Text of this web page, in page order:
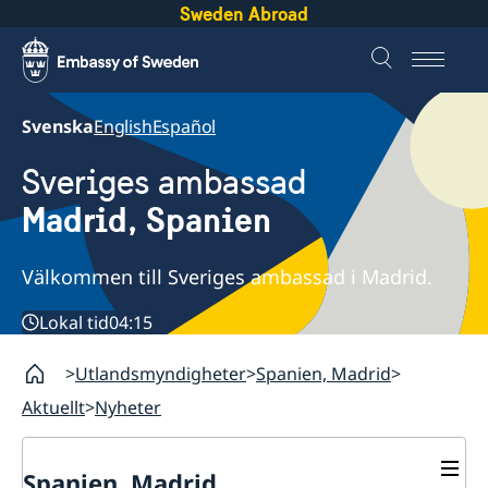
Sweden Abroad
SvenskaEnglishEspañol
Sveriges ambassad
Madrid, Spanien
Välkommen till Sveriges ambassad i Madrid.
Lokal tid04:15
Utlandsmyndigheter Spanien, Madrid
Aktuellt Nyheter